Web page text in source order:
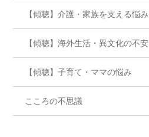
【傾聴】介護・家族を支える悩み
【傾聴】海外生活・異文化の不安
【傾聴】子育て・ママの悩み
こころの不思議